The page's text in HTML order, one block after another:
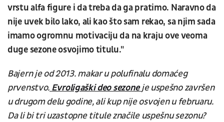
vrstu alfa figure i da treba da ga pratimo. Naravno da
nije uvek bilo lako, ali kao što sam rekao, sa njim sada
imamo ogromnu motivaciju da na kraju ove veoma
duge sezone osvojimo titulu."
Bajern je od 2013. makar u polufinalu domaćeg
prvenstvo. Evroligaški deo sezoneje uspešno završen
u drugom delu godine, ali kup nije osvojen u februaru.
Da li bi tri uzastopne titule značile uspešnu sezonu?